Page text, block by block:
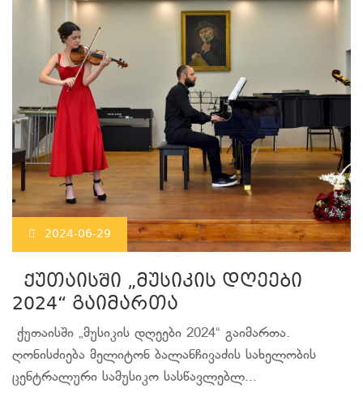
2024-06-29
️ქუთაისში „მუსიკის დღეები
2024“ გაიმართა
️ქუთაისში „მუსიკის დღეები 2024“ გაიმართა.
ღონისძიება მელიტონ ბალანჩივაძის სახელობის
ცენტრალური სამუსიკო სასწავლებლ...